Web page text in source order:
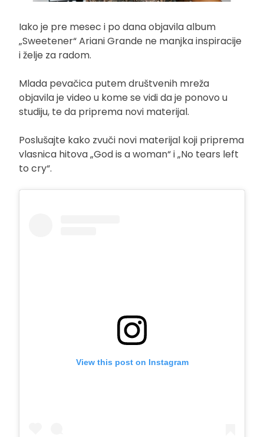
Iako je pre mesec i po dana objavila album
„Sweetener“ Ariani Grande ne manjka inspiracije
i želje za radom.
Mlada pevačica putem društvenih mreža
objavila je video u kome se vidi da je ponovo u
studiju, te da priprema novi materijal.
Poslušajte kako zvuči novi materijal koji priprema
vlasnica hitova „God is a woman“ i „No tears left
to cry“.
View this post on Instagram